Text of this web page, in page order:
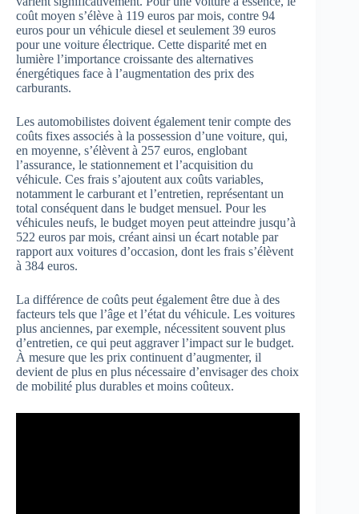
coût moyen s’élève à 119 euros par mois, contre 94
euros pour un véhicule diesel et seulement 39 euros
pour une voiture électrique. Cette disparité met en
lumière l’importance croissante des alternatives
énergétiques face à l’augmentation des prix des
carburants.
Les automobilistes doivent également tenir compte des
coûts fixes associés à la possession d’une voiture, qui,
en moyenne, s’élèvent à 257 euros, englobant
l’assurance, le stationnement et l’acquisition du
véhicule. Ces frais s’ajoutent aux coûts variables,
notamment le carburant et l’entretien, représentant un
total conséquent dans le budget mensuel. Pour les
véhicules neufs, le budget moyen peut atteindre jusqu’à
522 euros par mois, créant ainsi un écart notable par
rapport aux voitures d’occasion, dont les frais s’élèvent
à 384 euros.
La différence de coûts peut également être due à des
facteurs tels que l’âge et l’état du véhicule. Les voitures
plus anciennes, par exemple, nécessitent souvent plus
d’entretien, ce qui peut aggraver l’impact sur le budget.
À mesure que les prix continuent d’augmenter, il
devient de plus en plus nécessaire d’envisager des choix
de mobilité plus durables et moins coûteux.